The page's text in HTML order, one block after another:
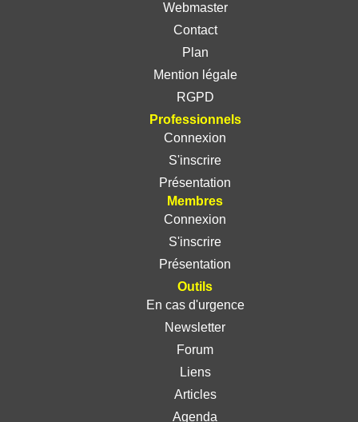
Webmaster
Contact
Plan
Mention légale
RGPD
Professionnels
Connexion
S'inscrire
Présentation
Membres
Connexion
S'inscrire
Présentation
Outils
En cas d'urgence
Newsletter
Forum
Liens
Articles
Agenda